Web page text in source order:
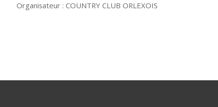
Organisateur : COUNTRY CLUB ORLEXOIS